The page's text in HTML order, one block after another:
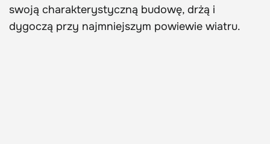
swoją charakterystyczną budowę, drżą i
dygoczą przy najmniejszym powiewie wiatru.